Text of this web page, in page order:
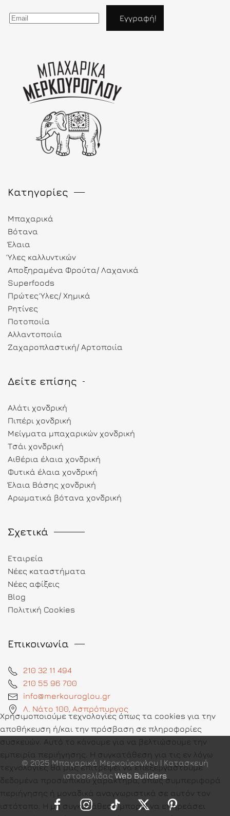
Κατηγορίες
Μπαχαρικά
Βότανα
Έλαια
Ύλες καλλυντικών
Αποξηραμένα Φρούτα/ Λαχανικά
Superfoods
Πρώτες Ύλες/ Χημικά
Ρητίνες
Ποτοποιία
Αλλαντοποιία
Ζαχαροπλαστική/ Αρτοποιία
Δείτε επίσης
Αλάτι χονδρική
Πιπέρι χονδρική
Μείγματα μπαχαρικών χονδρική
Τσάι χονδρική
Αιθέρια έλαια χονδρική
Φυτικά έλαια χονδρική
Έλαια Βάσης χονδρική
Αρωματικά βότανα χονδρική
Σχετικά
Εταιρεία
Νέες καταστήματα
Νέες αφίξεις
Blog
Πολιτική Cookies
Επικοινωνία
210 32 11 494
210 55 96 700
info@merkouroglou.gr
Λ. Νάτο 100, Ασπρόπυργος
© 2025 Μπαχαρικά Μερκούρογλου | Κατασκευή
ιστοσελίδας Web Builders
Χρησιμοποιούμε τεχνολογίες όπως τα cookies για την
αποθήκευση ή/και την πρόσβαση σε πληροφορίες
συσκευών. Αυτό το κάνουμε για να βελτιώσουμε την
εμπειρία περιήγησης. Η συγκατάθεση για τις εν λόγω
τεχνολογίες θα μας επιτρέψει να επεξεργαστούμε
δεδομένα προσωπικού χαρακτήρα, όπως συμπεριφορά
περιήγησης ή μοναδικά αναγνωριστικά σε αυτόν τον
ιστότοπο. Η μη συγκατάθεση μπορεί να επηρεάσει